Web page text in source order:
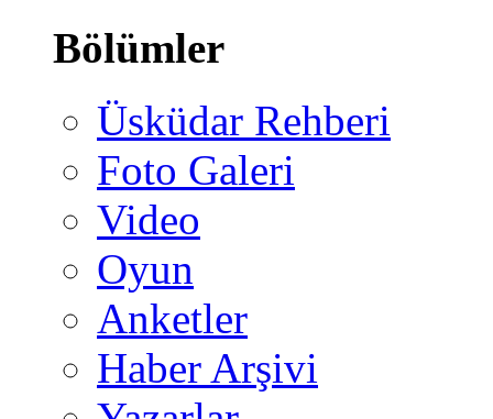
Bölümler
Üsküdar Rehberi
Foto Galeri
Video
Oyun
Anketler
Haber Arşivi